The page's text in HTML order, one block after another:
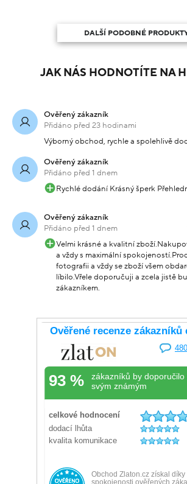
DALŠÍ PODOBNÉ
JAK NÁS HODNOTÍTE NA
Ověřený zákazník
Přidáno před 23 hodinami
Výborný obchod, rychle a spolehlivě
Ověřený zákazník
Přidáno před 1 dnem
Rychlé dodání Krásný šperk
Ověřený zákazník
Přidáno před 1 dnem
Velmi krásné a kvalitní
a vždy s maximální
fotografii a vždy se zboží všem
líbilo.Vřele doporučuji a zcela jistě
zákazníkem.